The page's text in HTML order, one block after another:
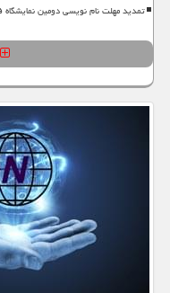
تمدید مهلت نام نویسی دومین نمایشگاه فر ایران ۲